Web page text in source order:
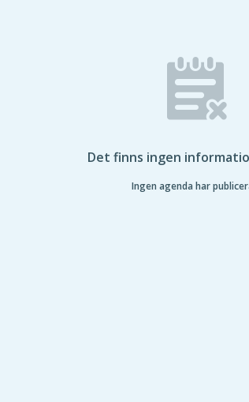
Det finns ingen
Ingen agenda har